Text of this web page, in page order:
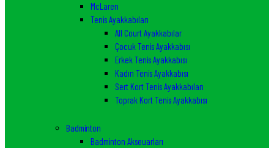
McLaren
Tenis Ayakkabıları
All Court Ayakkabılar
Çocuk Tenis Ayakkabısı
Erkek Tenis Ayakkabısı
Kadın Tenis Ayakkabısı
Sert Kort Tenis Ayakkabıları
Toprak Kort Tenis Ayakkabısı
Badminton
Badminton Akseuarları